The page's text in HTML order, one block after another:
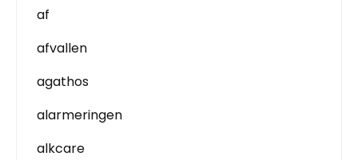
af
afvallen
agathos
alarmeringen
alkcare